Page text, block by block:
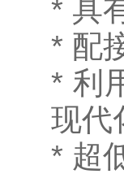
* 具
* 配
* 利
现
*